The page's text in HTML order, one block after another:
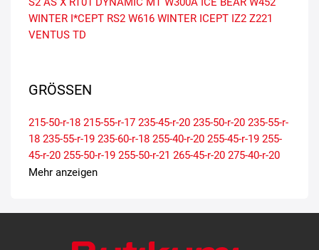
WINTER I*CEPT RS2 W616 WINTER ICEPT IZ2 Z221
VENTUS TD
GRÖSSEN
215-50-r-18 215-55-r-17 235-45-r-20 235-50-r-20 235-55-r-
18 235-55-r-19 235-60-r-18 255-40-r-20 255-45-r-19 255-
45-r-20 255-50-r-19 255-50-r-21 265-45-r-20 275-40-r-20
Mehr anzeigen